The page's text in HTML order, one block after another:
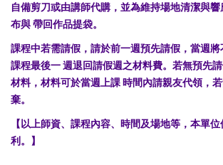
自備剪刀或由講師代購，並為維持場地清潔與
布與 帶回作品提袋。
課程中若需請假，請於前一週預先請假，當週
課程最後一 週退回請假週之材料費。若無預先
材料，材料可於當週上課 時間內請親友代領，
棄。
【以上師資、課程內容、時間及場地等，本單
利。】